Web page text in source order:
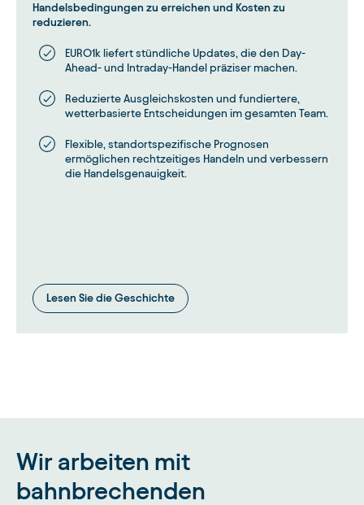
Handelsbedingungen zu erreichen und Kosten zu
reduzieren.
EURO1k liefert stündliche Updates, die den Day-
Ahead- und Intraday-Handel präziser machen.
Reduzierte Ausgleichskosten und fundiertere,
wetterbasierte Entscheidungen im gesamten Team.
Flexible, standortspezifische Prognosen
ermöglichen rechtzeitiges Handeln und verbessern
die Handelsgenauigkeit.
Lesen Sie die Geschichte
Wir arbeiten mit
bahnbrechenden